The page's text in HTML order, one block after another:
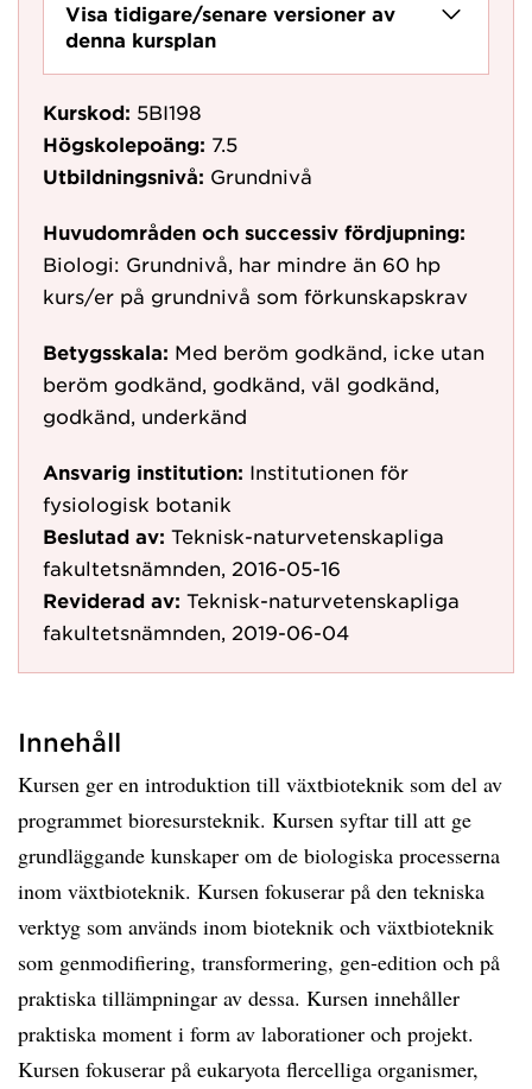
Visa tidigare/senare versioner av
denna kursplan
Kurskod: 5BI198
Högskolepoäng: 7.5
Utbildningsnivå: Grundnivå
Huvudområden och successiv fördjupning:
Biologi: Grundnivå, har mindre än 60 hp
kurs/er på grundnivå som förkunskapskrav
Betygsskala: Med beröm godkänd, icke utan
beröm godkänd, godkänd, väl godkänd,
godkänd, underkänd
Ansvarig institution: Institutionen för
fysiologisk botanik
Beslutad av: Teknisk-naturvetenskapliga
fakultetsnämnden, 2016-05-16
Reviderad av: Teknisk-naturvetenskapliga
fakultetsnämnden, 2019-06-04
Innehåll
Kursen ger en introduktion till växtbioteknik som del av
programmet bioresursteknik. Kursen syftar till att ge
grundläggande kunskaper om de biologiska processerna
inom växtbioteknik. Kursen fokuserar på den tekniska
verktyg som används inom bioteknik och växtbioteknik
som genmodifiering, transformering, gen-edition och på
praktiska tillämpningar av dessa. Kursen innehåller
praktiska moment i form av laborationer och projekt.
Kursen fokuserar på eukaryota flercelliga organismer,